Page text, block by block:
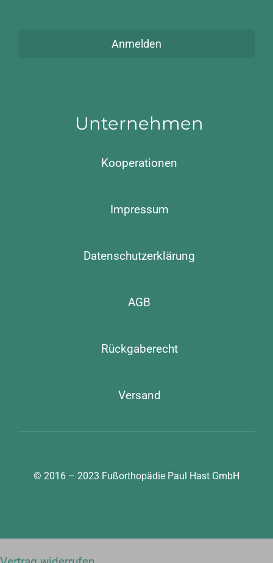
Anmelden
Unternehmen
Kooperationen
Impressum
Datenschutzerklärung
AGB
Rückgaberecht
Versand
© 2016 – 2023 Fußorthopädie Paul Hast GmbH